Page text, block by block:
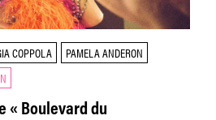
COPPOLA
PAMELA ANDERON
« Boulevard du